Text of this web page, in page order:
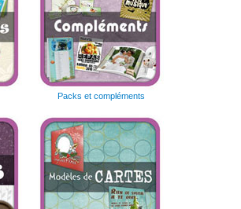
Packs et compléments